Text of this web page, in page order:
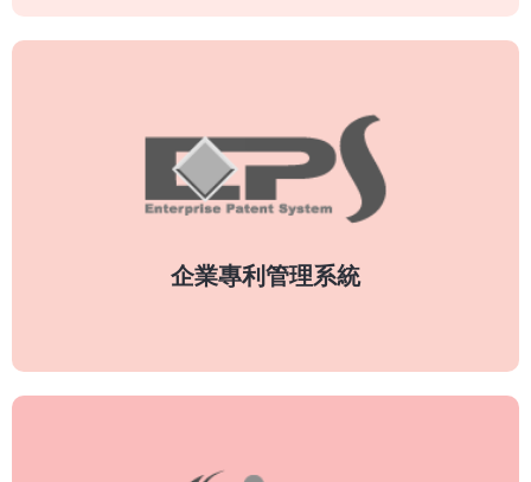
企業專利管理系統
創意研發是企業根本，想要穩固扎根，你必須用最
堅固的專利來保護它。幫公司穿上「+9金鐘罩」！
了解更多